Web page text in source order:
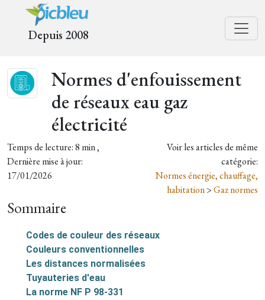
Depuis 2008
Normes d'enfouissement
de réseaux eau gaz
électricité
Temps de lecture: 8 min ,
Dernière mise à jour:
17/01/2026
Voir les articles de même
catégorie:
Normes énergie, chauffage,
habitation>Gaz normes
Sommaire
Codes de couleur des réseaux
Couleurs conventionnelles
Les distances normalisées
Tuyauteries d'eau
La norme NF P 98-331